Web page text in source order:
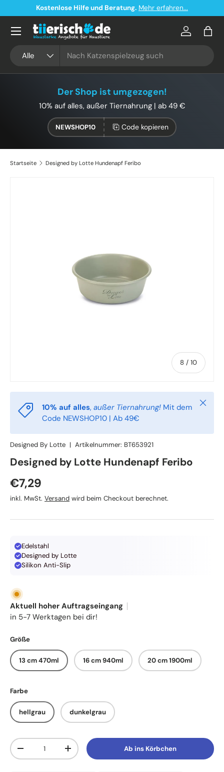
Direkt zum Inhalt
Kostenlose Hilfe und Beratung. Mehr erfahren...
Alle
Konto
Der Shop ist umgezogen!
10% auf alles, außer Tiernahrung | ab 49 €
NEWSHOP10 Code kopieren
Startseite Designed by Lotte Hundenapf Feribo
8 / von
10
10% auf alles, außer Tiernahrung! Mit dem
Code NEWSHOP10 | Ab 49€
Designed By Lotte | Artikelnummer: BT653921
Designed by Lotte Hundenapf Feribo
Normaler Preis
€7,29
inkl. MwSt. Versand wird beim Checkout berechnet.
Edelstahl
Designed by Lotte
Silikon Anti-Slip
Aktuell hoher Auftragseingang
in 5-7 Werktagen bei dir!
Größe
13 cm 470ml 16 cm 940ml 20 cm 1900ml
Farbe
hellgrau dunkelgrau
Anzahl
Menge verringernMenge erhöhen Ab ins Körbchen